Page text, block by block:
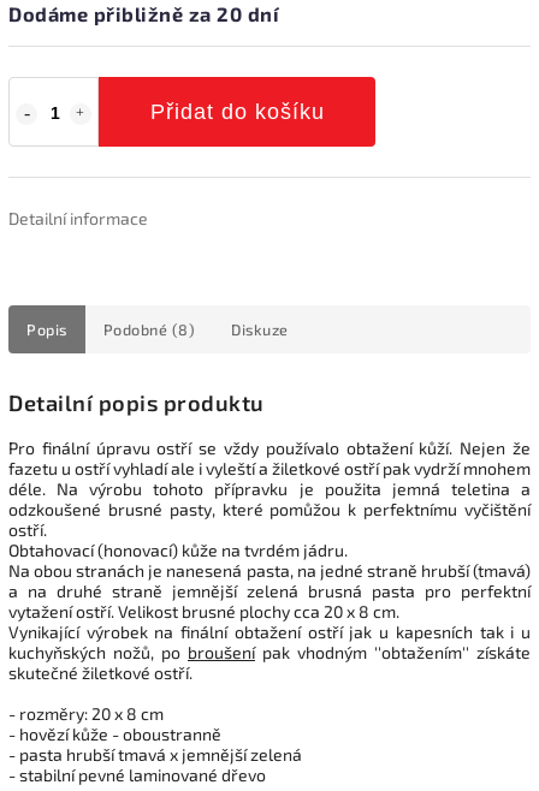
Dodáme přibližně za 20 dní
Přidat do košíku
Detailní informace
Popis Podobné (8) Diskuze
Detailní popis produktu
Pro finální úpravu ostří se vždy používalo obtažení kůží. Nejen že
fazetu u ostří vyhladí ale i vyleští a žiletkové ostří pak vydrží mnohem
déle. Na výrobu tohoto přípravku je použita jemná teletina a
odzkoušené brusné pasty, které pomůžou k perfektnímu vyčištění
ostří.
Obtahovací (honovací) kůže na tvrdém jádru.
Na obou stranách je nanesená pasta, na jedné straně hrubší (tmavá)
a na druhé straně jemnější zelená brusná pasta pro perfektní
vytažení ostří. Velikost brusné plochy cca 20 x 8 cm.
Vynikající výrobek na finální obtažení ostří jak u kapesních tak i u
kuchyňských nožů, po broušenípak vhodným ''obtažením'' získáte
skutečné žiletkové ostří.
- rozměry: 20 x 8 cm
- hovězí kůže - oboustranně
- pasta hrubší tmavá x jemnější zelená
- stabilní pevné laminované dřevo